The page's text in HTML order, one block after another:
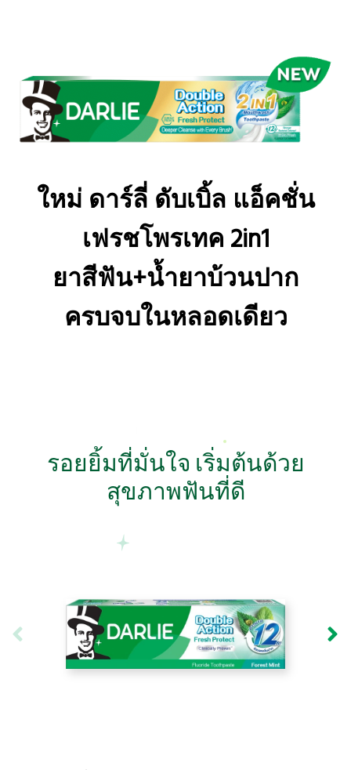
ใหม่ ดาร์ลี่ ดับเบิ้ล แอ็คชั่น
เฟรชโพรเทค 2in1
ยาสีฟัน+น้ำยาบ้วนปาก
ครบจบในหลอดเดียว
รอยยิ้มที่มั่นใจ เริ่มต้นด้วย
สุขภาพฟันที่ดี